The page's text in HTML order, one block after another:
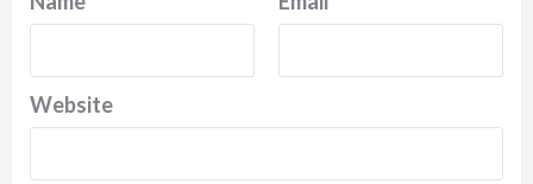
Website